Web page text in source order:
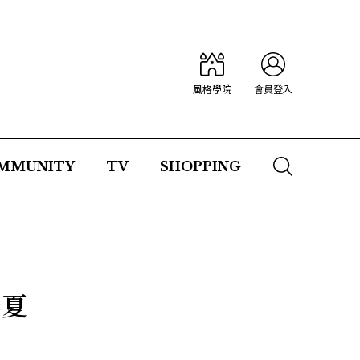
風格學院 會員登入
TV SHOPPING